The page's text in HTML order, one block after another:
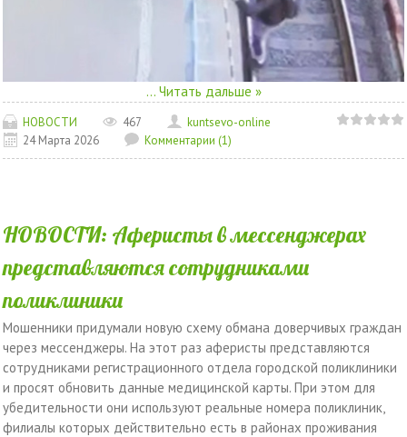
... Читать дальше »
НОВОСТИ 467
kuntsevo-online
24 Марта 2026
Комментарии (1)
НОВОСТИ: Аферисты в мессенджерах
представляются сотрудниками
поликлиники
Мошенники придумали новую схему обмана доверчивых граждан
через мессенджеры. На этот раз аферисты представляются
сотрудниками регистрационного отдела городской поликлиники
и просят обновить данные медицинской карты. При этом для
убедительности они используют реальные номера поликлиник,
филиалы которых действительно есть в районах проживания